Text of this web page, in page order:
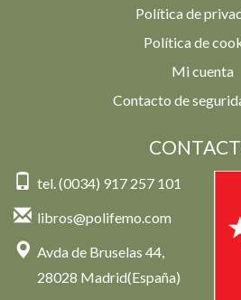
Política de
Política de
Mi cuenta
Contacto de
tel. (0034) 917 257 101
libros@polifemo.com
Avda de Bruselas 44,
28028 Madrid(España)